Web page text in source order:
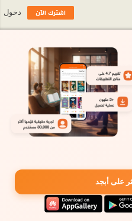
على أبجد
اشترك الآن دخول